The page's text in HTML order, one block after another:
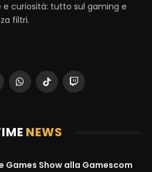
e curiosità: tutto sul gaming e
filtri.
WhatsAppTikTokTwitch
NEWS
Games Show alla Gamescom